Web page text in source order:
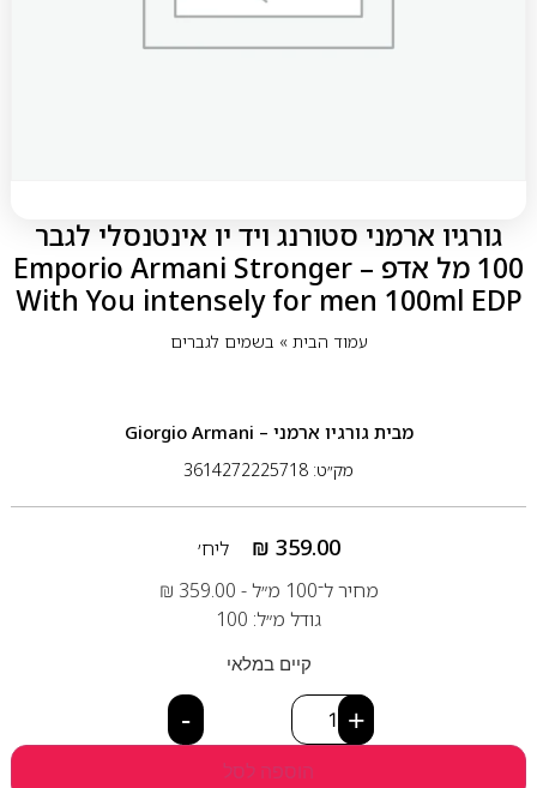
גורגיו ארמני סטורנג ויד יו אינטנסלי לגבר
100 מל אדפ – Emporio Armani Stronger
With You intensely for men 100ml EDP
עמוד הבית» בשמים לגברים
מבית גורגיו ארמני – Giorgio Armani
מק״ט: 3614272225718
₪ 359.00
ליח׳
מחיר ל־100 מ״ל -
₪ 359.00
גודל מ״ל: 100
קיים במלאי
- +
הוספה לסל